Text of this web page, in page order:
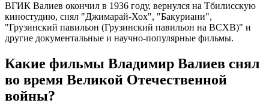
ВГИК Валиев окончил в 1936 году, вернулся на Тбилисскую
киностудию, снял "Джимарай-Хох", "Бакуриани",
"Грузинский павильон (Грузинский павильон на ВСХВ)" и
другие документальные и научно-популярные фильмы.
Какие фильмы Владимир Валиев снял
во время Великой Отечественной
войны?